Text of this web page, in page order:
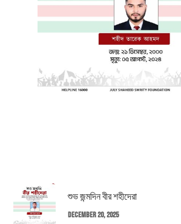
শুভ জন্মদিন বীর শহীদেরা
December 20, 2025